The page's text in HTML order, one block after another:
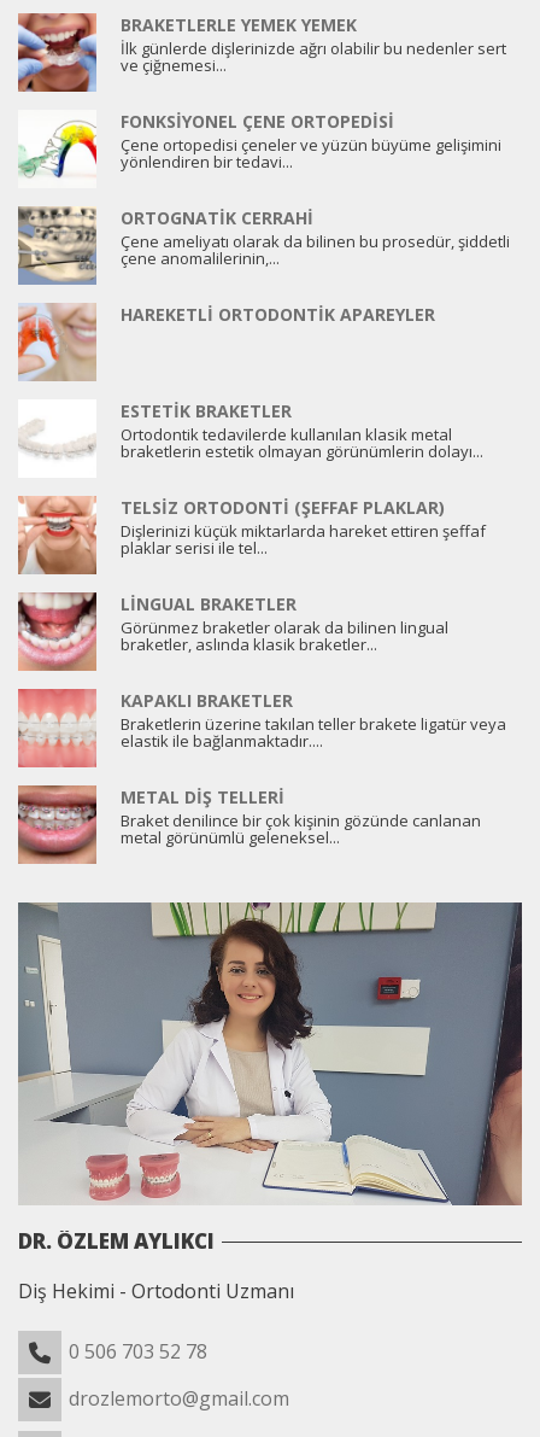
BRAKETLERLE YEMEK YEMEK
İlk günlerde dişlerinizde ağrı olabilir bu nedenler sert
ve çiğnemesi...
FONKSIYONEL ÇENE ORTOPEDISI
Çene ortopedisi çeneler ve yüzün büyüme gelişimini
yönlendiren bir tedavi...
ORTOGNATIK CERRAHI
Çene ameliyatı olarak da bilinen bu prosedür, şiddetli
çene anomalilerinin,...
HAREKETLI ORTODONTIK APAREYLER
ESTETIK BRAKETLER
Ortodontik tedavilerde kullanılan klasik metal
braketlerin estetik olmayan görünümlerin dolayı...
TELSIZ ORTODONTI (ŞEFFAF PLAKLAR)
Dişlerinizi küçük miktarlarda hareket ettiren şeffaf
plaklar serisi ile tel...
LINGUAL BRAKETLER
Görünmez braketler olarak da bilinen lingual
braketler, aslında klasik braketler...
KAPAKLI BRAKETLER
Braketlerin üzerine takılan teller brakete ligatür veya
elastik ile bağlanmaktadır....
METAL DIŞ TELLERI
Braket denilince bir çok kişinin gözünde canlanan
metal görünümlü geleneksel...
DR. ÖZLEM AYLIKCI
Diş Hekimi - Ortodonti Uzmanı
0 506 703 52 78
drozlemorto@gmail.com